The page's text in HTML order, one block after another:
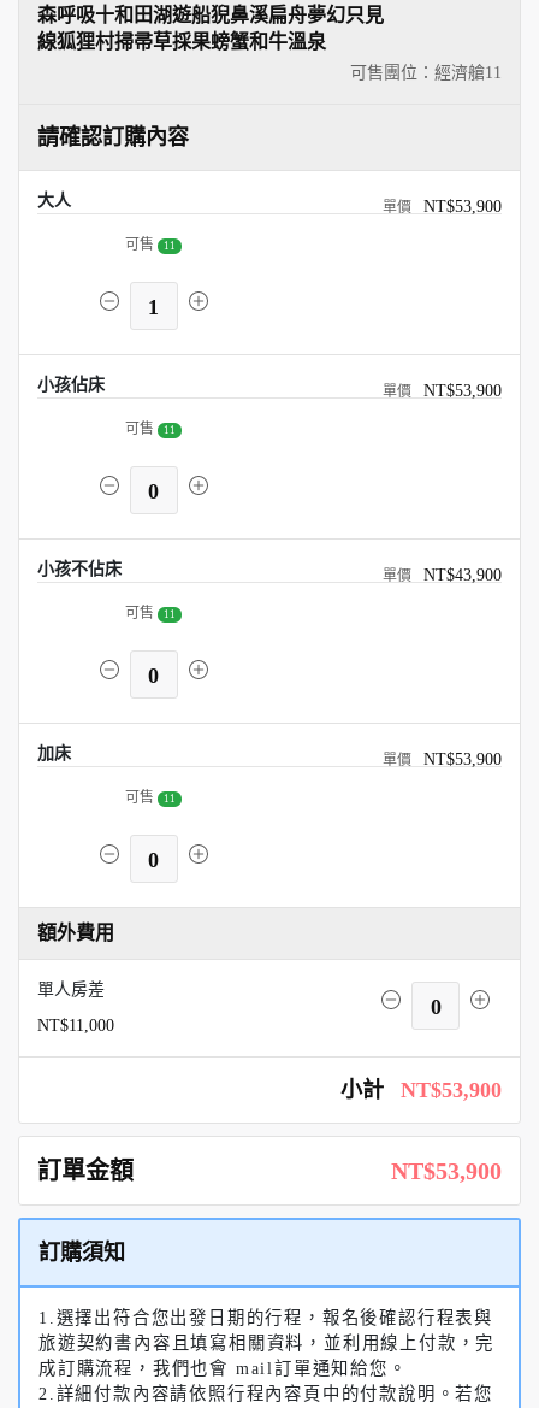
可售團位：經濟艙11
森呼吸十和田湖遊船猊鼻溪扁舟夢幻只見
線狐狸村掃帚草採果螃蟹和牛溫泉
請確認訂購內容
大人 NT$53,900
可售 11
1
小孩佔床 NT$53,900
可售 11
0
小孩不佔床 NT$43,900
可售 11
0
加床 NT$53,900
可售 11
0
額外費用
單人房差
NT$11,000
0
小計 NT$53,900
訂單金額 NT$53,900
訂購須知
1.選擇出符合您出發日期的行程，報名後確認行程表與
旅遊契約書內容且填寫相關資料，並利用線上付款，完
成訂購流程，我們也會 mail訂單通知給您。
2.詳細付款內容請依照行程內容頁中的付款說明。若您